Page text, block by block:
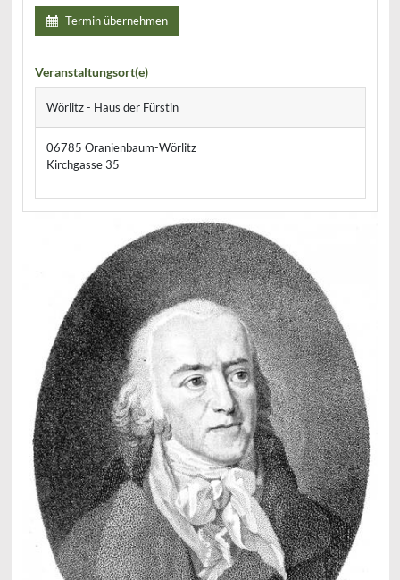
Termin übernehmen
Veranstaltungsort(e)
Wörlitz - Haus der Fürstin
06785 Oranienbaum-Wörlitz
Kirchgasse 35